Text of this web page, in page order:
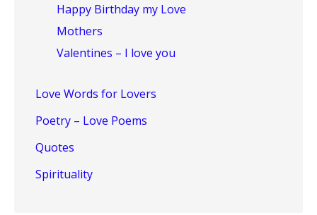
Happy Birthday my Love
Mothers
Valentines – I love you
Love Words for Lovers
Poetry – Love Poems
Quotes
Spirituality